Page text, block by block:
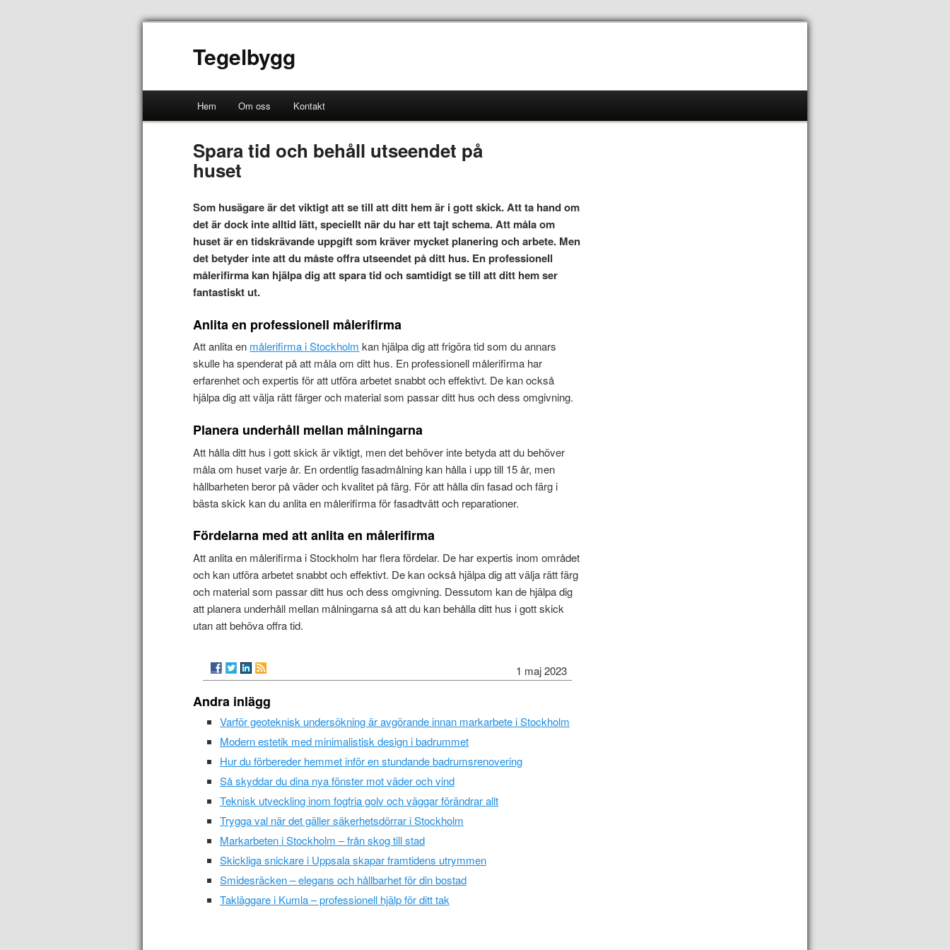
Tegelbygg
Hem Om oss Kontakt
Spara tid och behåll utseendet på
huset
Som husägare är det viktigt att se till att ditt hem är i gott skick. Att ta hand om
det är dock inte alltid lätt, speciellt när du har ett tajt schema. Att måla om
huset är en tidskrävande uppgift som kräver mycket planering och arbete. Men
det betyder inte att du måste offra utseendet på ditt hus. En professionell
målerifirma kan hjälpa dig att spara tid och samtidigt se till att ditt hem ser
fantastiskt ut.
Anlita en professionell målerifirma
Att anlita en målerifirma i Stockholm kan hjälpa dig att frigöra tid som du annars
skulle ha spenderat på att måla om ditt hus. En professionell målerifirma har
erfarenhet och expertis för att utföra arbetet snabbt och effektivt. De kan också
hjälpa dig att välja rätt färger och material som passar ditt hus och dess omgivning.
Planera underhåll mellan målningarna
Att hålla ditt hus i gott skick är viktigt, men det behöver inte betyda att du behöver
måla om huset varje år. En ordentlig fasadmålning kan hålla i upp till 15 år, men
hållbarheten beror på väder och kvalitet på färg. För att hålla din fasad och färg i
bästa skick kan du anlita en målerifirma för fasadtvätt och reparationer.
Fördelarna med att anlita en målerifirma
Att anlita en målerifirma i Stockholm har flera fördelar. De har expertis inom området
och kan utföra arbetet snabbt och effektivt. De kan också hjälpa dig att välja rätt färg
och material som passar ditt hus och dess omgivning. Dessutom kan de hjälpa dig
att planera underhåll mellan målningarna så att du kan behålla ditt hus i gott skick
utan att behöva offra tid.
1 maj 2023
Andra inlägg
Varför geoteknisk undersökning är avgörande innan markarbete i Stockholm
Modern estetik med minimalistisk design i badrummet
Hur du förbereder hemmet inför en stundande badrumsrenovering
Så skyddar du dina nya fönster mot väder och vind
Teknisk utveckling inom fogfria golv och väggar förändrar allt
Trygga val när det gäller säkerhetsdörrar i Stockholm
Markarbeten i Stockholm – från skog till stad
Skickliga snickare i Uppsala skapar framtidens utrymmen
Smidesräcken – elegans och hållbarhet för din bostad
Takläggare i Kumla – professionell hjälp för ditt tak